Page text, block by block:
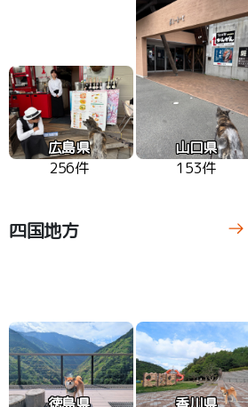
広島県
256件
山口県
153件
四国地方